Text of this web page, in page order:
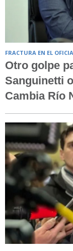
FRACTURA EN EL
Otro golpe
Sanguinetti
Cambia Río